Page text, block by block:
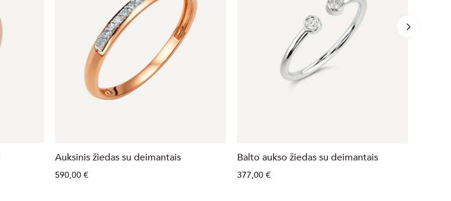
Auksinis žiedas su deimantais
590,00 €
Balto aukso žiedas su deimantais
377,00 €